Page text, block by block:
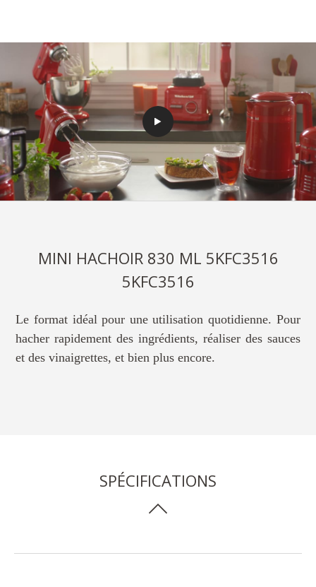
MINI HACHOIR 830 ML 5KFC3516
5KFC3516
Le format idéal pour une utilisation quotidienne. Pour
hacher rapidement des ingrédients, réaliser des sauces
et des vinaigrettes, et bien plus encore.
SPÉCIFICATIONS